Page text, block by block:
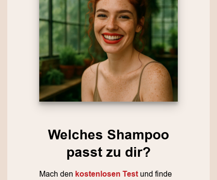
Welches Shampoo
passt zu dir?
Mach den kostenlosen Testund finde